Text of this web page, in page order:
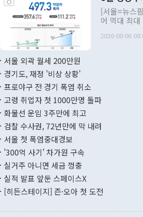
관의 대북
관 부처 장
관의 무리한
다. [정동영 통일부 장관이 지난달 23일 오후 서울 종로구 정부서울청사에
무너졌다고
함께 4자 대
"우리의 선
관은 업무
[서울=뉴스
어 역대 최
료=한국은행] 한국은행이 6일 발표한 '2026년 6월 국제수지(잠정)'
며 월간 기
196.9% 급
수출은
기록했지만
로 전환됐다.
는 배당수입
2026-08-06
서울 외곽 월세 200만원
경기도, 재정 '비상 상황'
프로야구 전 경기 폭염 취소
고령 취업자 첫 1000만명 돌파
화물선 운임 3주만에 최고
검찰 수사권, 72년만에 막 내려
서울 첫 폭염중대경보
'300억 사기' 차가원 구속
실거주 아니면 세금 껑충
실적 발표 앞둔 스페이스X
[히든스테이지] 즌·오아 첫 도전